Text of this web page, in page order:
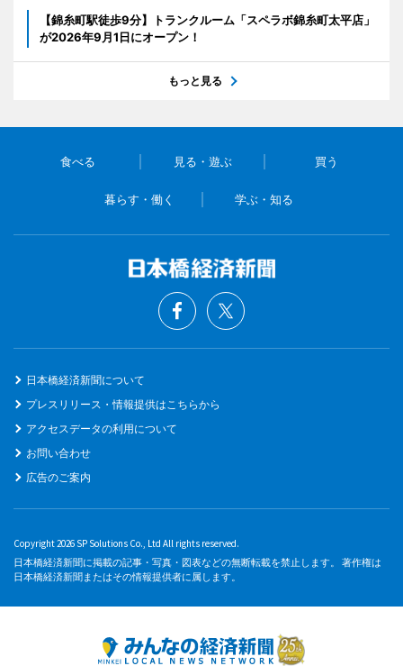
【錦糸町駅徒歩9分】トランクルーム「スペラボ錦糸町太平店」
が2026年9月1日にオープン！
もっと見る
食べる 見る・遊ぶ 買う
暮らす・働く 学ぶ・知る
日本橋経済新聞について
プレスリリース・情報提供はこちらから
アクセスデータの利用について
お問い合わせ
広告のご案内
Copyright 2026 SP Solutions Co., Ltd All rights reserved.
日本橋経済新聞に掲載の記事・写真・図表などの無断転載を禁止します。 著作権は
日本橋経済新聞またはその情報提供者に属します。